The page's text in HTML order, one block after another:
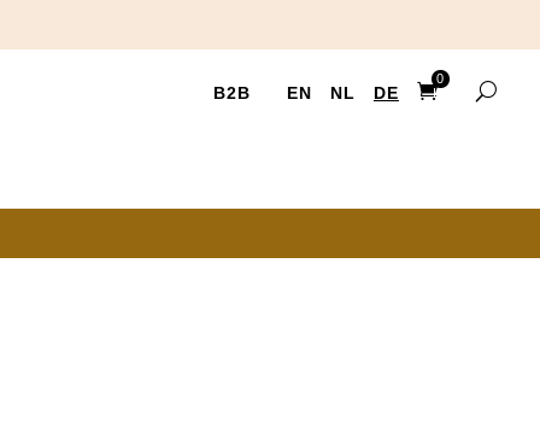
B2B EN NL DE
0
Ite